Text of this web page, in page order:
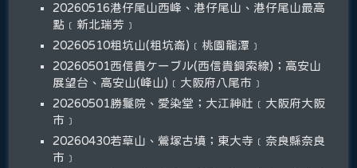
20260516港仔尾山西峰、港仔尾山、港仔尾山最高
點﹝新北瑞芳﹞
20260510粗坑山(粗坑崙)﹝桃園龍潭﹞
20260501西信貴ケーブル(西信貴鋼索線)；高安山
展望台、高安山(峰山)﹝大阪府八尾市﹞
20260501勝鬘院、愛染堂；大江神社﹝大阪府大阪
市﹞
20260430若草山、鶯塚古墳；東大寺﹝奈良縣奈良
市﹞